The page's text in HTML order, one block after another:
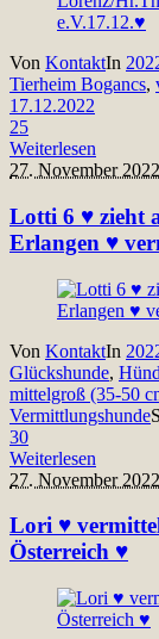
Von KontaktIn
Tierheim Bogancs,
17.12.2022
25
Weiterlesen
27. November 2022
Lotti 6 ♥ zieht
Erlangen ♥
Von KontaktIn
Glückshunde,
mittelgroß (35-50
Vermittlungshunde
30
Weiterlesen
27. November 2022
Lori ♥
Österreich ♥